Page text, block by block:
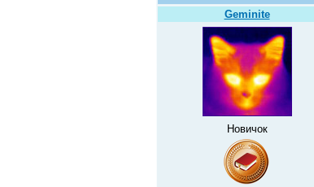
Geminite
Новичок